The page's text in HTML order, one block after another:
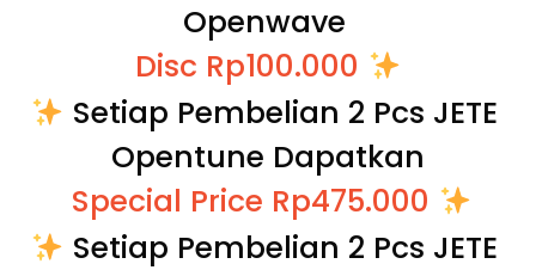
Openwave
Disc Rp100.000
Setiap Pembelian 2 Pcs JETE
Opentune Dapatkan
Special Price Rp475.000
Setiap Pembelian 2 Pcs JETE